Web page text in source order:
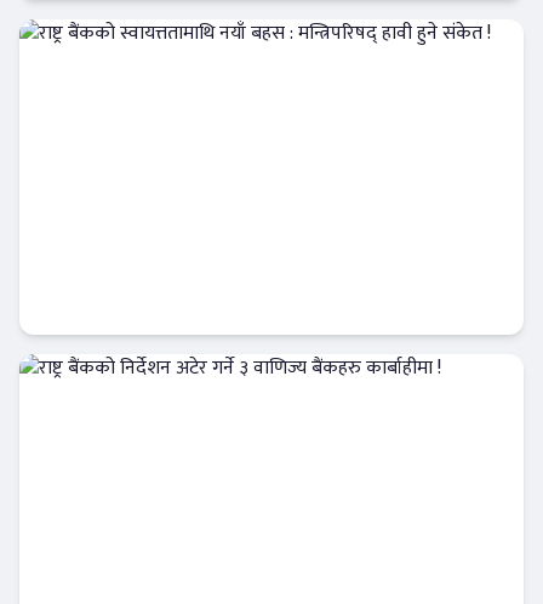
Banner News
आजको विशेष